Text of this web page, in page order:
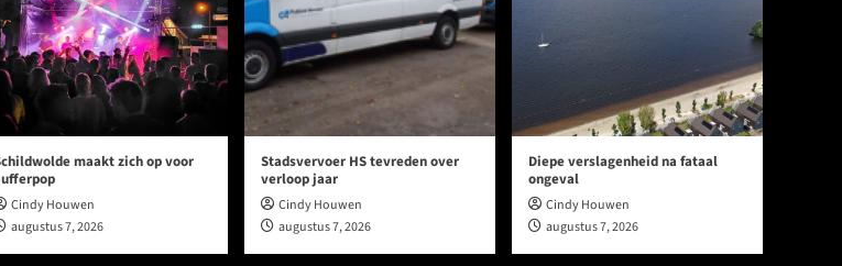
maakt zich op voor
Cindy Houwen
augustus 7, 2026
Stadsvervoer HS tevreden over
verloop jaar
Cindy Houwen
augustus 7, 2026
Diepe verslagenheid na fataal
ongeval
Cindy Houwen
augustus 7, 2026